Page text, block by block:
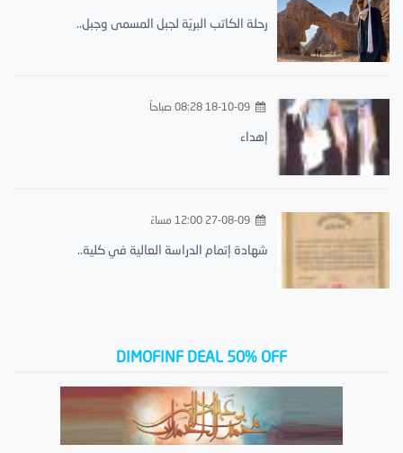
رحلة الكاتب البريّة لجبل المسمى وجبل..
18-10-09 08:28 صباحاً
إهداء
27-08-09 12:00 مساءً
شهادة إتمام الدراسة العالية في كلية..
DIMOFINF DEAL 50% OFF